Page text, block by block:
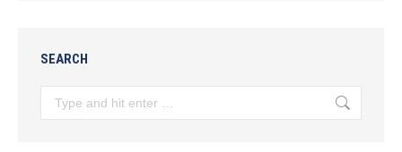
SEARCH